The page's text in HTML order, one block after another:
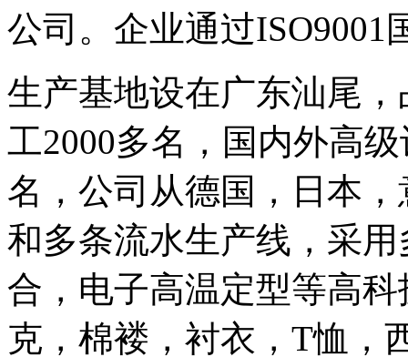
公司。企业通过ISO9001
生产基地设在广东汕尾
工2000多名，国内外高
名，公司从德国，日本
和多条流水生产线，采
合，电子高温定型等高
克，棉褛，衬衣，T恤，